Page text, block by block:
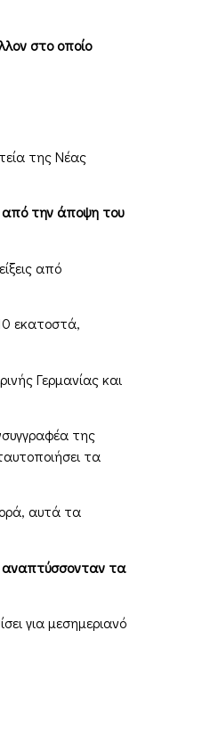
στο οποίο
της Νέας
από την άποψη του
από
εκατοστά,
Γερμανίας και
της
τα
αυτά τα
αναπτύσσονταν τα
για μεσημεριανό